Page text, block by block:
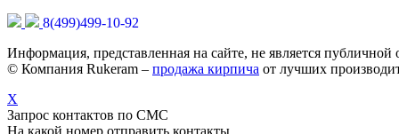
8(499)499-10-92
Информация, представленная на сайте, не является публичной
© Компания Rukeram – продажа кирпича от лучших
X
Запрос контактов по СМС